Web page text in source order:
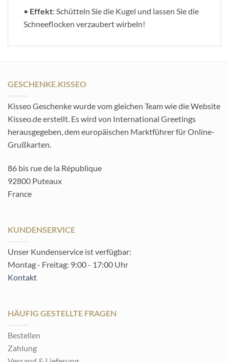
• Effekt: Schütteln Sie die Kugel und lassen Sie die
Schneeflocken verzaubert wirbeln!
GESCHENKE.KISSEO
Kisseo Geschenke wurde vom gleichen Team wie die Website
Kisseo.de erstellt. Es wird von International Greetings
herausgegeben, dem europäischen Marktführer für Online-
Grußkarten.
86 bis rue de la République
92800 Puteaux
France
KUNDENSERVICE
Unser Kundenservice ist verfügbar:
Montag - Freitag: 9:00 - 17:00 Uhr
Kontakt
HÄUFIG GESTELLTE FRAGEN
Bestellen
Zahlung